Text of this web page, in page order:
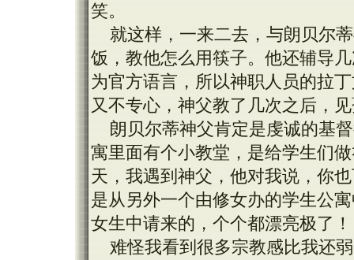
笑。
就这样，一来二去，与朗贝尔
饭，教他怎么用筷子。他还辅导
为官方语言，所以神职人员的拉
又不专心，神父教了几次之后，
朗贝尔蒂神父肯定是虔诚的基
寓里面有个小教堂，是给学生们
天，我遇到神父，他对我说，你
是从另外一个由修女办的学生公
女生中请来的，个个都漂亮极了！
难怪我看到很多宗教感比我还